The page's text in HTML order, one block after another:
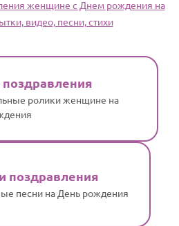
женщине c Днем рождения на
видео, песни, стихи
ролики женщине на
поздравления
песни на День рождения